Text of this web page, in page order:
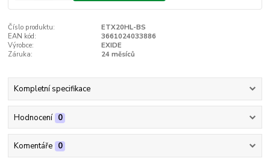
Číslo produktu:
ETX20HL-BS
EAN kód:
3661024033886
Výrobce:
EXIDE
Záruka:
24 měsíců
Kompletní specifikace
Hodnocení 0
Komentáře 0